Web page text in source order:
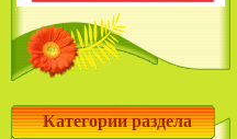
Категории раздела